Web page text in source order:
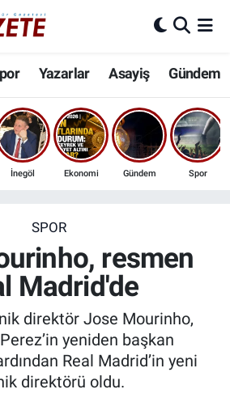
Yazarlar Asayiş Gündem
İnegöl Ekonomi Gündem Spor
SPOR
resmen
Madrid'de
direktör Jose Mourinho,
yeniden başkan
Real Madrid’in yeni
direktörü oldu.